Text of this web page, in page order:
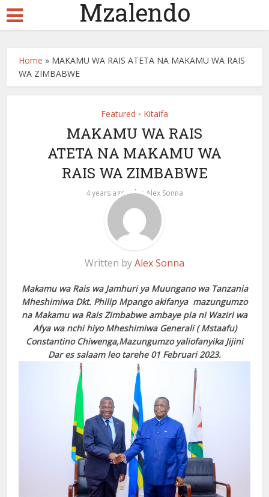
Mzalendo
Home » MAKAMU WA RAIS ATETA NA MAKAMU WA RAIS
WA ZIMBABWE
Featured • Kitaifa
MAKAMU WA RAIS
ATETA NA MAKAMU WA
RAIS WA ZIMBABWE
4 years ago by Alex Sonna
Written byAlex Sonna
Makamu wa Rais wa Jamhuri ya Muungano wa Tanzania
Mheshimiwa Dkt. Philip Mpango akifanya mazungumzo
na Makamu wa Rais Zimbabwe ambaye pia ni Waziri wa
Afya wa nchi hiyo Mheshimiwa Generali ( Mstaafu)
Constantino Chiwenga,Mazungumzo yaliofanyika Jijini
Dar es salaam leo tarehe 01 Februari 2023.